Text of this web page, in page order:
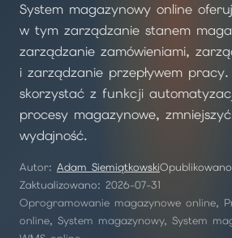
System magazynowy online
w tym zarządzanie stanem
zarządzanie zamówieniami,
i zarządzanie przepływem
skorzystać z funkcji
procesy magazynowe,
wydajność.
Autor: Adam Siemiątkowski
Zaktualizowano: 2026-07-31
Oprogramowanie magazynowe online,
online, System magazynowy, System